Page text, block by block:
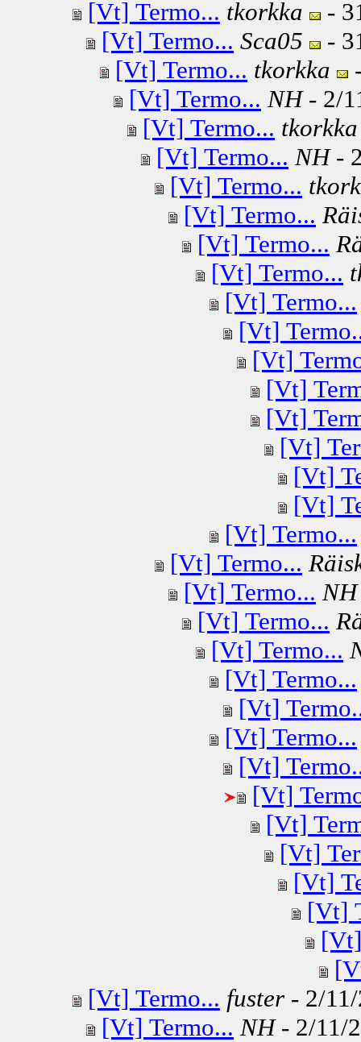
[Vt] Termo... tkorkka
-
[Vt] Termo... Sca05
-
[Vt] Termo... tkorkka
[Vt] Termo... NH- 2/
[Vt] Termo... tkorkka
[Vt] Termo... NH-
[Vt] Termo...
[Vt] Termo...
[Vt] Termo...
[Vt] Termo...
[Vt] Termo...
[Vt]
[Vt]
[Vt]
[Vt]
[Vt]
[Vt]
[Vt]
[Vt] Termo...
[Vt] Termo...
[Vt] Termo... NH
[Vt] Termo...
[Vt] Termo...
[Vt] Termo...
[Vt]
[Vt] Termo...
[Vt]
[Vt]
[Vt]
[Vt]
[Vt]
[Vt]
[Vt] Termo... fuster - 2/
[Vt] Termo... NH- 2/11/